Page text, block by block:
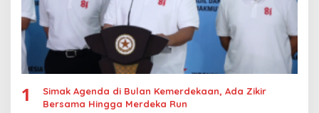
1
Simak Agenda di Bulan Kemerdekaan, Ada Zikir
Bersama Hingga Merdeka Run